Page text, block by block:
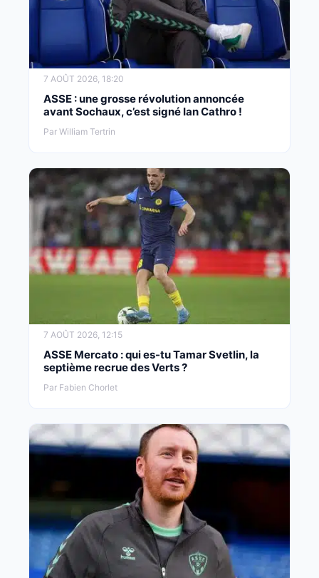
7 AOÛT 2026, 18:20
ASSE : une grosse révolution annoncée
avant Sochaux, c’est signé Ian Cathro !
Par William Tertrin
7 AOÛT 2026, 12:15
ASSE Mercato : qui es-tu Tamar Svetlin, la
septième recrue des Verts ?
Par Fabien Chorlet